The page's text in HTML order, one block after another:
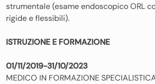
strumentale (esame endoscopico ORL
rigide e flessibili).
ISTRUZIONE E FORMAZIONE
01/11/2019-31/10/2023
MEDICO IN FORMAZIONE